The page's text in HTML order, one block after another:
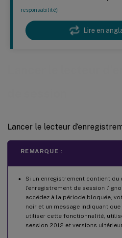
responsabilité)
Lire en
Lancer le lecteur
REMARQUE :
Si un enregistrement contient du
l’enregistrement de session
accédez à la période bloquée,
noir et un message indiquant
utiliser cette fonctionnalité,
session 2012 et versions